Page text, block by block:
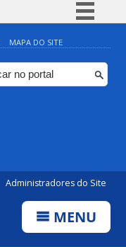
Simplifique!
Comunica BR
Participe
MAPA DO SITE
Administradores do Site
MENU